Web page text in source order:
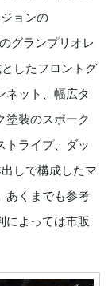
ョンの
グランプリオレ
したフロントグ
ネット、幅広タ
塗装のスポーク
トライプ、ダッ
しで構成したマ
あくまでも参考
によっては市販